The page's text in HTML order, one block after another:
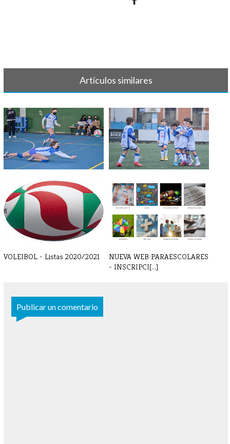
Artículos similares
GALERÍA DE FOTOS - ENERO
GALERÍA DE FOTOS
DICIEMBRE
VOLEIBOL - Listas 2020/2021
NUEVA WEB PARAESCOLARES
- INSCRIPCI[...]
Publicar un comentario